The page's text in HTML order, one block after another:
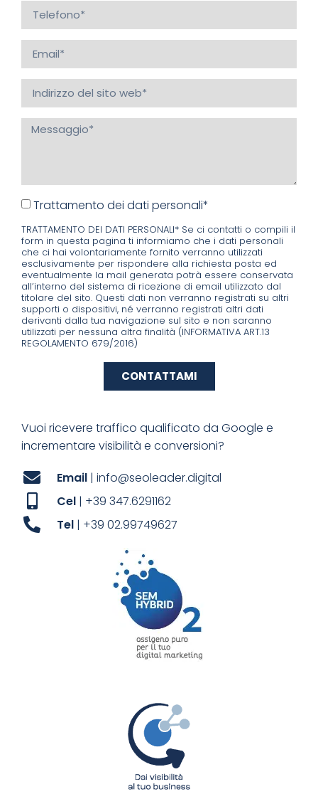
Vuoi ricevere traffico qualificato da Google e
incrementare visibilità e conversioni?
Email | info@seoleader.digital
Cel | +39 347.6291162
Tel | +39 02.99749627
Trattamento dei dati personali*
TRATTAMENTO DEI DATI PERSONALI* Se ci contatti o compili il
form in questa pagina ti informiamo che i dati personali
che ci hai volontariamente fornito verranno utilizzati
esclusivamente per rispondere alla richiesta posta ed
eventualmente la mail generata potrà essere conservata
all’interno del sistema di ricezione di email utilizzato dal
titolare del sito. Questi dati non verranno registrati su altri
supporti o dispositivi, né verranno registrati altri dati
derivanti dalla tua navigazione sul sito e non saranno
utilizzati per nessuna altra finalità (INFORMATIVA ART.13
REGOLAMENTO 679/2016)
CONTATTAMI